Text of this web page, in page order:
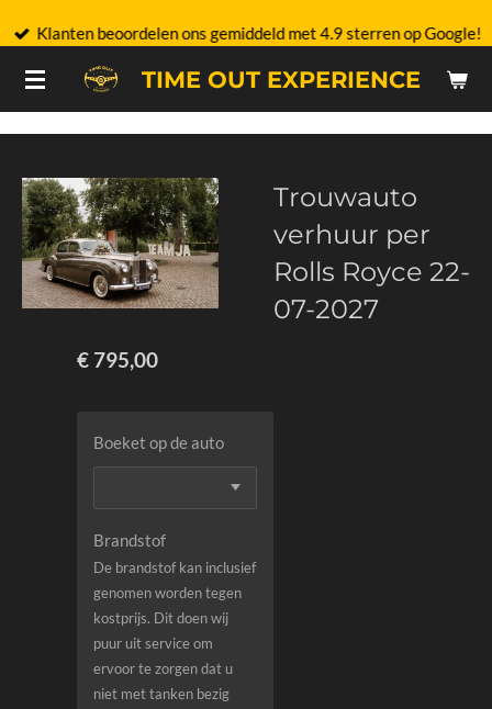
Ga
naar
de
TIME OUT EXPERIENCE
Klanten beoordelen ons gemiddeld met 4.9 sterren op Google!
Trouwauto
verhuur per
Rolls Royce 22-
07-2027
€ 795,00
Boeket op de auto
Brandstof
De brandstof kan inclusief
genomen worden tegen
kostprijs. Dit doen wij
puur uit service om
ervoor te zorgen dat u
niet met tanken bezig